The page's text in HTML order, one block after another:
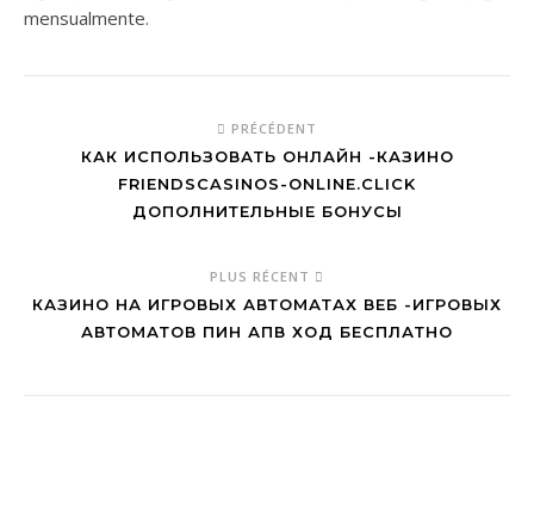
mensualmente.
PRÉCÉDENT
КАК ИСПОЛЬЗОВАТЬ ОНЛАЙН -КАЗИНО
FRIENDSCASINOS-ONLINE.CLICK
ДОПОЛНИТЕЛЬНЫЕ БОНУСЫ
PLUS RÉCENT
КАЗИНО НА ИГРОВЫХ АВТОМАТАХ ВЕБ -ИГРОВЫХ
АВТОМАТОВ ПИН АПВ ХОД БЕСПЛАТНО